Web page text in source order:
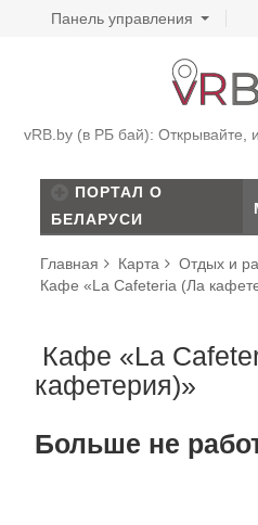
Панель управления
vRB.by (в РБ бай): Открывайте,
ПОРТАЛ О
БЕЛАРУСИ
Главная Карта Отдых и
Кафе «La Cafeteria (Ла
Кафе «La
кафетерия)»
Больше не